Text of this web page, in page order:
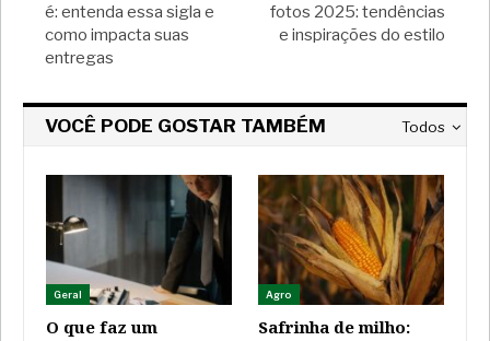
é: entenda essa sigla e
como impacta suas
entregas
fotos 2025: tendências
e inspirações do estilo
Todos
VOCÊ PODE GOSTAR TAMBÉM
Geral
O que faz um
Agro
Safrinha de milho: